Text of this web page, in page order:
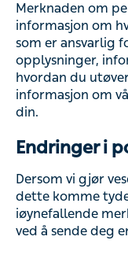
Merknaden om
informasjon om
som er ansvarlig
opplysninger,
hvordan du
informasjon om
din.
Endringer i
Dersom vi gjør
dette komme
iøynefallende
ved å sende deg